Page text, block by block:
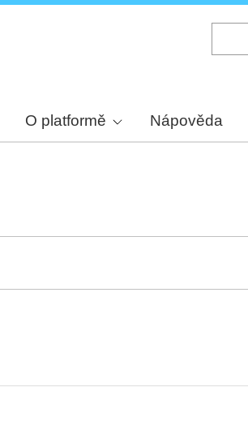
O platformě Nápověda